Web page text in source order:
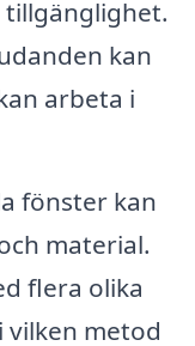
kan
arbeta i
fönster kan
material.
flera olika
vilken metod